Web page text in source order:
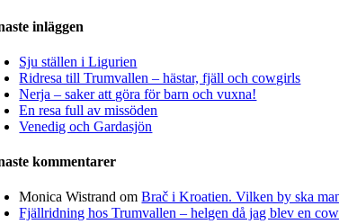
inläggen
Sju ställen i Ligurien
Ridresa till Trumvallen – hästar, fjäll och cowgirls
Nerja – saker att göra för barn och vuxna!
En resa full av missöden
Venedig och Gardasjön
kommentarer
Monica Wistrand omBrač i Kroatien. Vilken by ska
Fjällridning hos Trumvallen – helgen då jag blev en